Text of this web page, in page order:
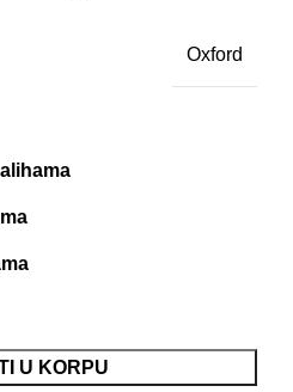
Oxford
U KORPU